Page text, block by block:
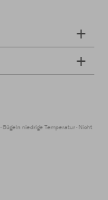
Bügeln niedrige Temperatur Nicht